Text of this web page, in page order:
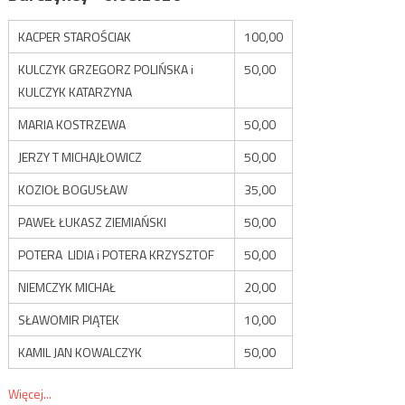
KACPER STAROŚCIAK
100,00
KULCZYK GRZEGORZ POLIŃSKA i
KULCZYK KATARZYNA
50,00
MARIA KOSTRZEWA
50,00
JERZY T MICHAJŁOWICZ
50,00
KOZIOŁ BOGUSŁAW
35,00
PAWEŁ ŁUKASZ ZIEMIAŃSKI
50,00
POTERA LIDIA i POTERA KRZYSZTOF
50,00
NIEMCZYK MICHAŁ
20,00
SŁAWOMIR PIĄTEK
10,00
KAMIL JAN KOWALCZYK
50,00
Więcej...